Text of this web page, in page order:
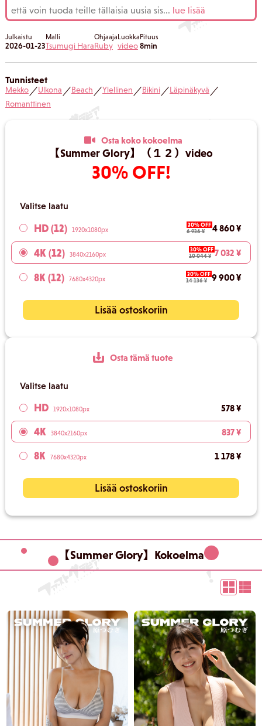
että voin tuoda teille tällaisia uusia sis... lue lisää
Julkaistu
2026-01-23
Malli
Tsumugi Hara
Ohjaaja
Ruby
Luokka
video
Pituus
8min
Tunnisteet
Mekko／Ulkona／Beach／Ylellinen／Bikini／Läpinäkyvä／
Romanttinen
Osta koko kokoelma
【Summer Glory】（１２）video
30% OFF!
Valitse laatu
HD (12) 1920x1080px
30% OFF
6 936 ¥
4 860 ¥
4K (12) 3840x2160px
30% OFF
10 044 ¥ 7 032 ¥
8K (12) 7680x4320px
30% OFF
14 136 ¥
9 900 ¥
Lisää ostoskoriin
Osta tämä tuote
Valitse laatu
HD 1920x1080px 578 ¥
4K 3840x2160px 837 ¥
8K 7680x4320px 1 178 ¥
Lisää ostoskoriin
【Summer Glory】Kokoelma